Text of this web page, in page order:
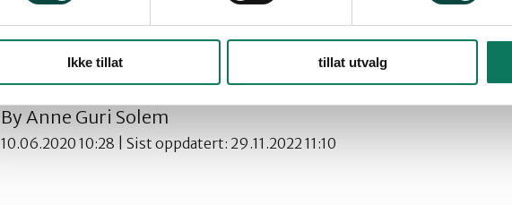
Ikke tillat tillat utvalg
By Anne Guri Solem
10.06.2020 10:28 | Sist oppdatert: 29.11.2022 11:10